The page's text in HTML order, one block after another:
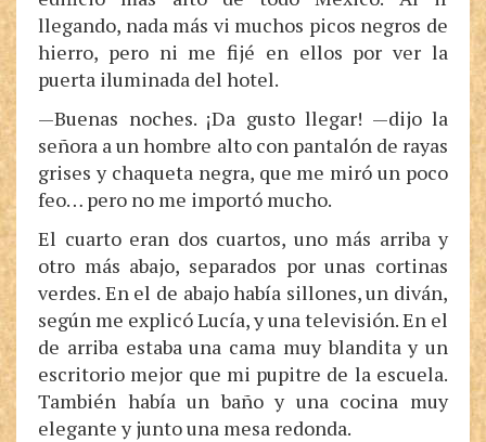
llegando, nada más vi muchos picos negros de
hierro, pero ni me fijé en ellos por ver la
puerta iluminada del hotel.
—Buenas noches. ¡Da gusto llegar! —dijo la
señora a un hombre alto con pantalón de rayas
grises y chaqueta negra, que me miró un poco
feo… pero no me importó mucho.
El cuarto eran dos cuartos, uno más arriba y
otro más abajo, separados por unas cortinas
verdes. En el de abajo había sillones, un diván,
según me explicó Lucía, y una televisión. En el
de arriba estaba una cama muy blandita y un
escritorio mejor que mi pupitre de la escuela.
También había un baño y una cocina muy
elegante y junto una mesa redonda.